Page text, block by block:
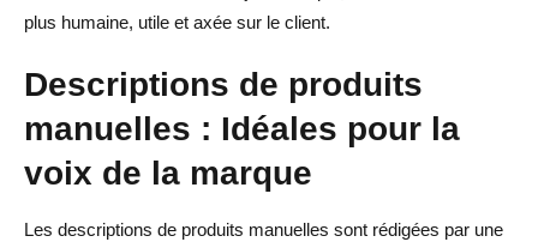
plus humaine, utile et axée sur le client.
Descriptions de produits
manuelles : Idéales pour la
voix de la marque
Les descriptions de produits manuelles sont rédigées par une